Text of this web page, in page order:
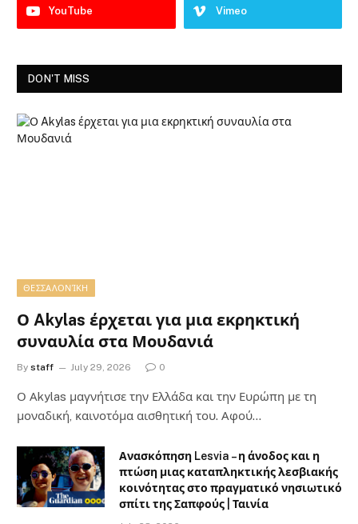
YouTube Vimeo
DON'T MISS
ΘΕΣΣΑΛΟΝΊΚΗ
Ο Akylas έρχεται για μια εκρηκτική
συναυλία στα Μουδανιά
By staff July 29, 2026 0
Ο Αkylas μαγνήτισε την Ελλάδα και την Ευρώπη με τη
μοναδική, καινοτόμα αισθητική του. Αφού…
Ανασκόπηση Lesvia – η άνοδος και η
πτώση μιας καταπληκτικής λεσβιακής
κοινότητας στο πραγματικό νησιωτικό
σπίτι της Σαπφούς | Ταινία